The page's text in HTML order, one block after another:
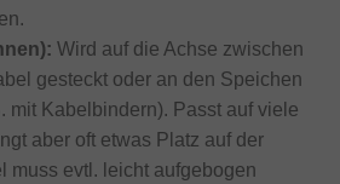
Wird auf die Achse zwischen
gesteckt oder an den Speichen
mit Kabelbindern). Passt auf viele
aber oft etwas Platz auf der
muss evtl. leicht aufgebogen